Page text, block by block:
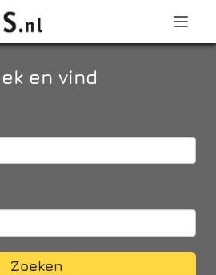
en vind
Zoeken